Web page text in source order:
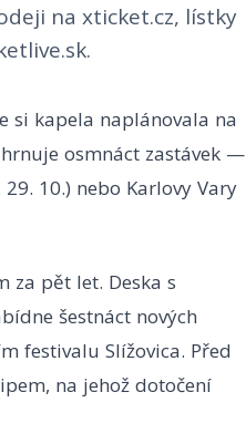
na xticket.cz, lístky
si kapela naplánovala na
osmnáct zastávek —
10.) nebo Karlovy Vary
za pět let. Deska s
šestnáct nových
festivalu Slížovica. Před
na jehož dotočení